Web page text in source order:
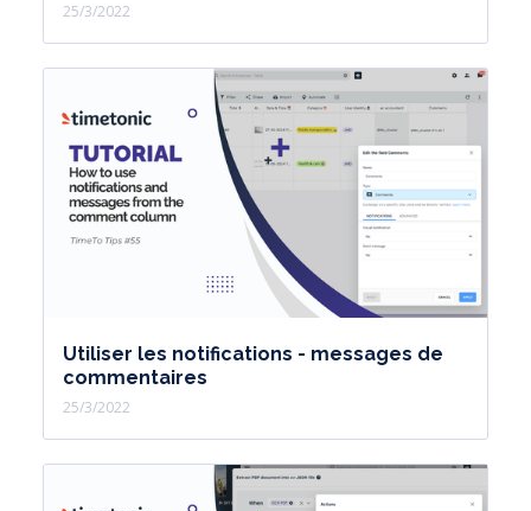
25/3/2022
Utiliser les notifications - messages de
commentaires
25/3/2022